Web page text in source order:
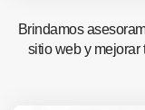
Brindamos
sitio web y